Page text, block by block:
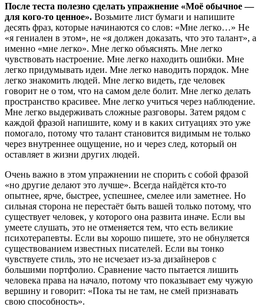
После теста полезно сделать упражнение «Моё обычное —
для кого-то ценное». Возьмите лист бумаги и напишите
десять фраз, которые начинаются со слов: «Мне легко…» Не
«я гениален в этом», не «я должен доказать, что это талант», а
именно «мне легко». Мне легко объяснять. Мне легко
чувствовать настроение. Мне легко находить ошибки. Мне
легко придумывать идеи. Мне легко наводить порядок. Мне
легко знакомить людей. Мне легко видеть, где человек
говорит не о том, что на самом деле болит. Мне легко делать
пространство красивее. Мне легко учиться через наблюдение.
Мне легко выдерживать сложные разговоры. Затем рядом с
каждой фразой напишите, кому и в каких ситуациях это уже
помогало, потому что талант становится видимым не только
через внутреннее ощущение, но и через след, который он
оставляет в жизни других людей.
Очень важно в этом упражнении не спорить с собой фразой
«но другие делают это лучше». Всегда найдётся кто-то
опытнее, ярче, быстрее, успешнее, смелее или заметнее. Но
сильная сторона не перестаёт быть вашей только потому, что
существует человек, у которого она развита иначе. Если вы
умеете слушать, это не отменяется тем, что есть великие
психотерапевты. Если вы хорошо пишете, это не обнуляется
существованием известных писателей. Если вы тонко
чувствуете стиль, это не исчезает из-за дизайнеров с
большими портфолио. Сравнение часто пытается лишить
человека права на начало, потому что показывает ему чужую
вершину и говорит: «Пока ты не там, не смей признавать
свою способность».